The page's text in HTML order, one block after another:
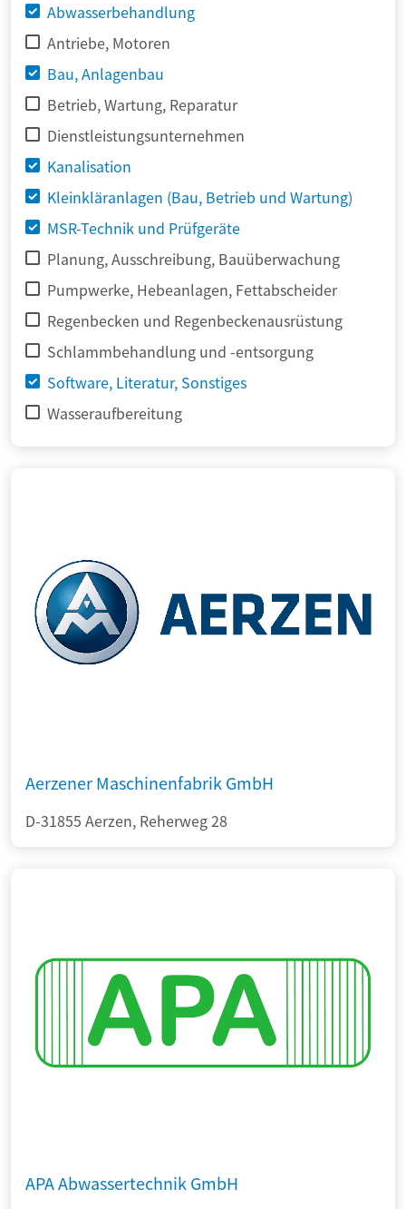
Abwasserbehandlung
Antriebe, Motoren
Bau, Anlagenbau
Betrieb, Wartung, Reparatur
Dienstleistungsunternehmen
Kanalisation
Kleinkläranlagen (Bau, Betrieb und Wartung)
MSR-Technik und Prüfgeräte
Planung, Ausschreibung, Bauüberwachung
Pumpwerke, Hebeanlagen, Fettabscheider
Regenbecken und Regenbeckenausrüstung
Schlammbehandlung und -entsorgung
Software, Literatur, Sonstiges
Wasseraufbereitung
Aerzener Maschinenfabrik GmbH
D-31855 Aerzen, Reherweg 28
APA Abwassertechnik GmbH